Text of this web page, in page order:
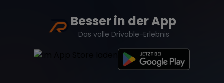
Besser in der App
Das volle Drivable-Erlebnis